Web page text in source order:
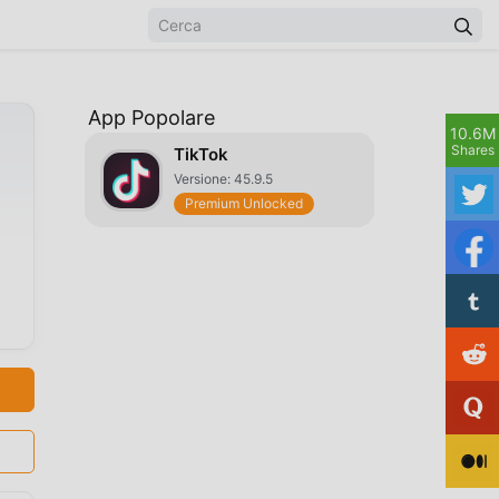
App Popolare
TikTok
Versione: 45.9.5
Premium Unlocked
10.6M
Shares